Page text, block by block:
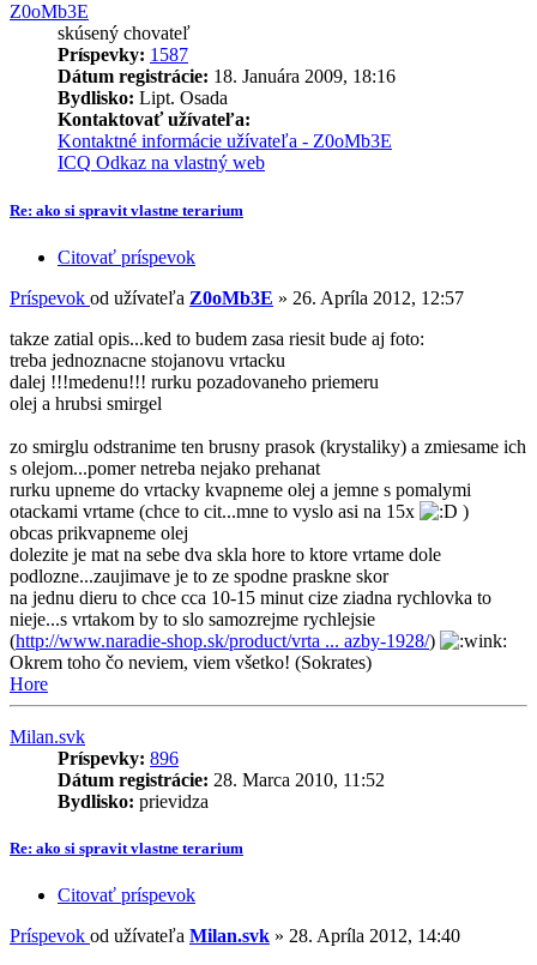
Z0oMb3E
skúsený chovateľ
Príspevky: 1587
Dátum registrácie: 18. Januára 2009, 18:16
Bydlisko: Lipt. Osada
Kontaktovať užívateľa:
Kontaktné informácie užívateľa - Z0oMb3E
ICQ Odkaz na vlastný web
Re: ako si spravit vlastne terarium
Citovať príspevok
Príspevok od užívateľa Z0oMb3E » 26. Apríla 2012, 12:57
takze zatial opis...ked to budem zasa riesit bude aj foto:
treba jednoznacne stojanovu vrtacku
dalej !!!medenu!!! rurku pozadovaneho priemeru
olej a hrubsi smirgel
zo smirglu odstranime ten brusny prasok (krystaliky) a zmiesame ich
s olejom...pomer netreba nejako prehanat
rurku upneme do vrtacky kvapneme olej a jemne s pomalymi
otackami vrtame (chce to cit...mne to vyslo asi na 15x
)
obcas prikvapneme olej
dolezite je mat na sebe dva skla hore to ktore vrtame dole
podlozne...zaujimave je to ze spodne praskne skor
na jednu dieru to chce cca 10-15 minut cize ziadna rychlovka to
nieje...s vrtakom by to slo samozrejme rychlejsie
(http://www.naradie-shop.sk/product/vrta ... azby-1928/)
Okrem toho čo neviem, viem všetko! (Sokrates)
Hore
Milan.svk
Príspevky: 896
Dátum registrácie: 28. Marca 2010, 11:52
Bydlisko: prievidza
Re: ako si spravit vlastne terarium
Citovať príspevok
Príspevok od užívateľa Milan.svk » 28. Apríla 2012, 14:40